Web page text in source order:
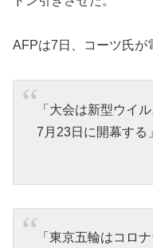
AFPは7日、コーツ氏が
「大会は新型ウイ
7月23日に開幕する」
「東京五輪はコロ